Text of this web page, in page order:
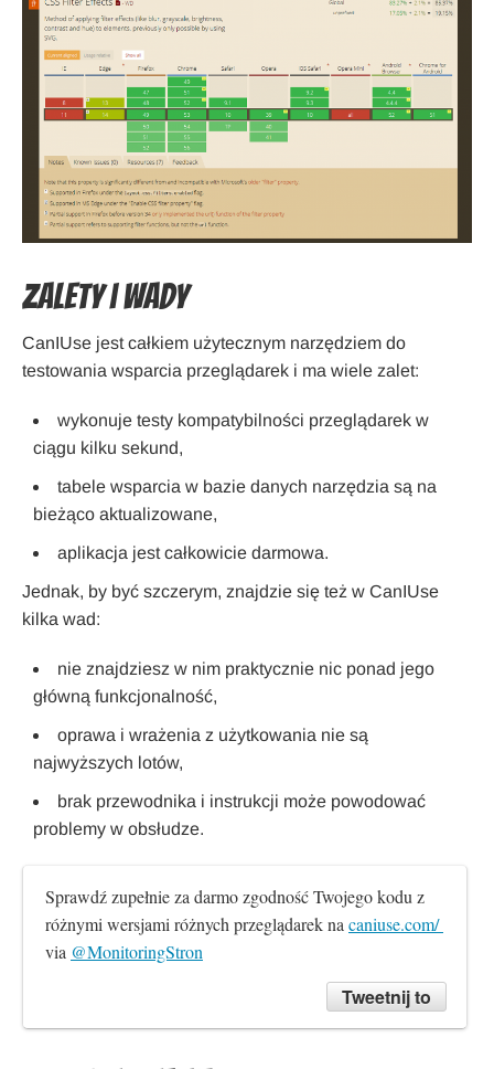
Zalety i wady
CanIUse jest całkiem użytecznym narzędziem do
testowania wsparcia przeglądarek i ma wiele zalet:
wykonuje testy kompatybilności przeglądarek w
ciągu kilku sekund,
tabele wsparcia w bazie danych narzędzia są na
bieżąco aktualizowane,
aplikacja jest całkowicie darmowa.
Jednak, by być szczerym, znajdzie się też w CanIUse
kilka wad:
nie znajdziesz w nim praktycznie nic ponad jego
główną funkcjonalność,
oprawa i wrażenia z użytkowania nie są
najwyższych lotów,
brak przewodnika i instrukcji może powodować
problemy w obsłudze.
Sprawdź zupełnie za darmo zgodność Twojego kodu z
różnymi wersjami różnych przeglądarek na
caniuse.com/
via @MonitoringStron
Tweetnij to